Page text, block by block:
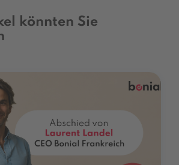
könnten Sie